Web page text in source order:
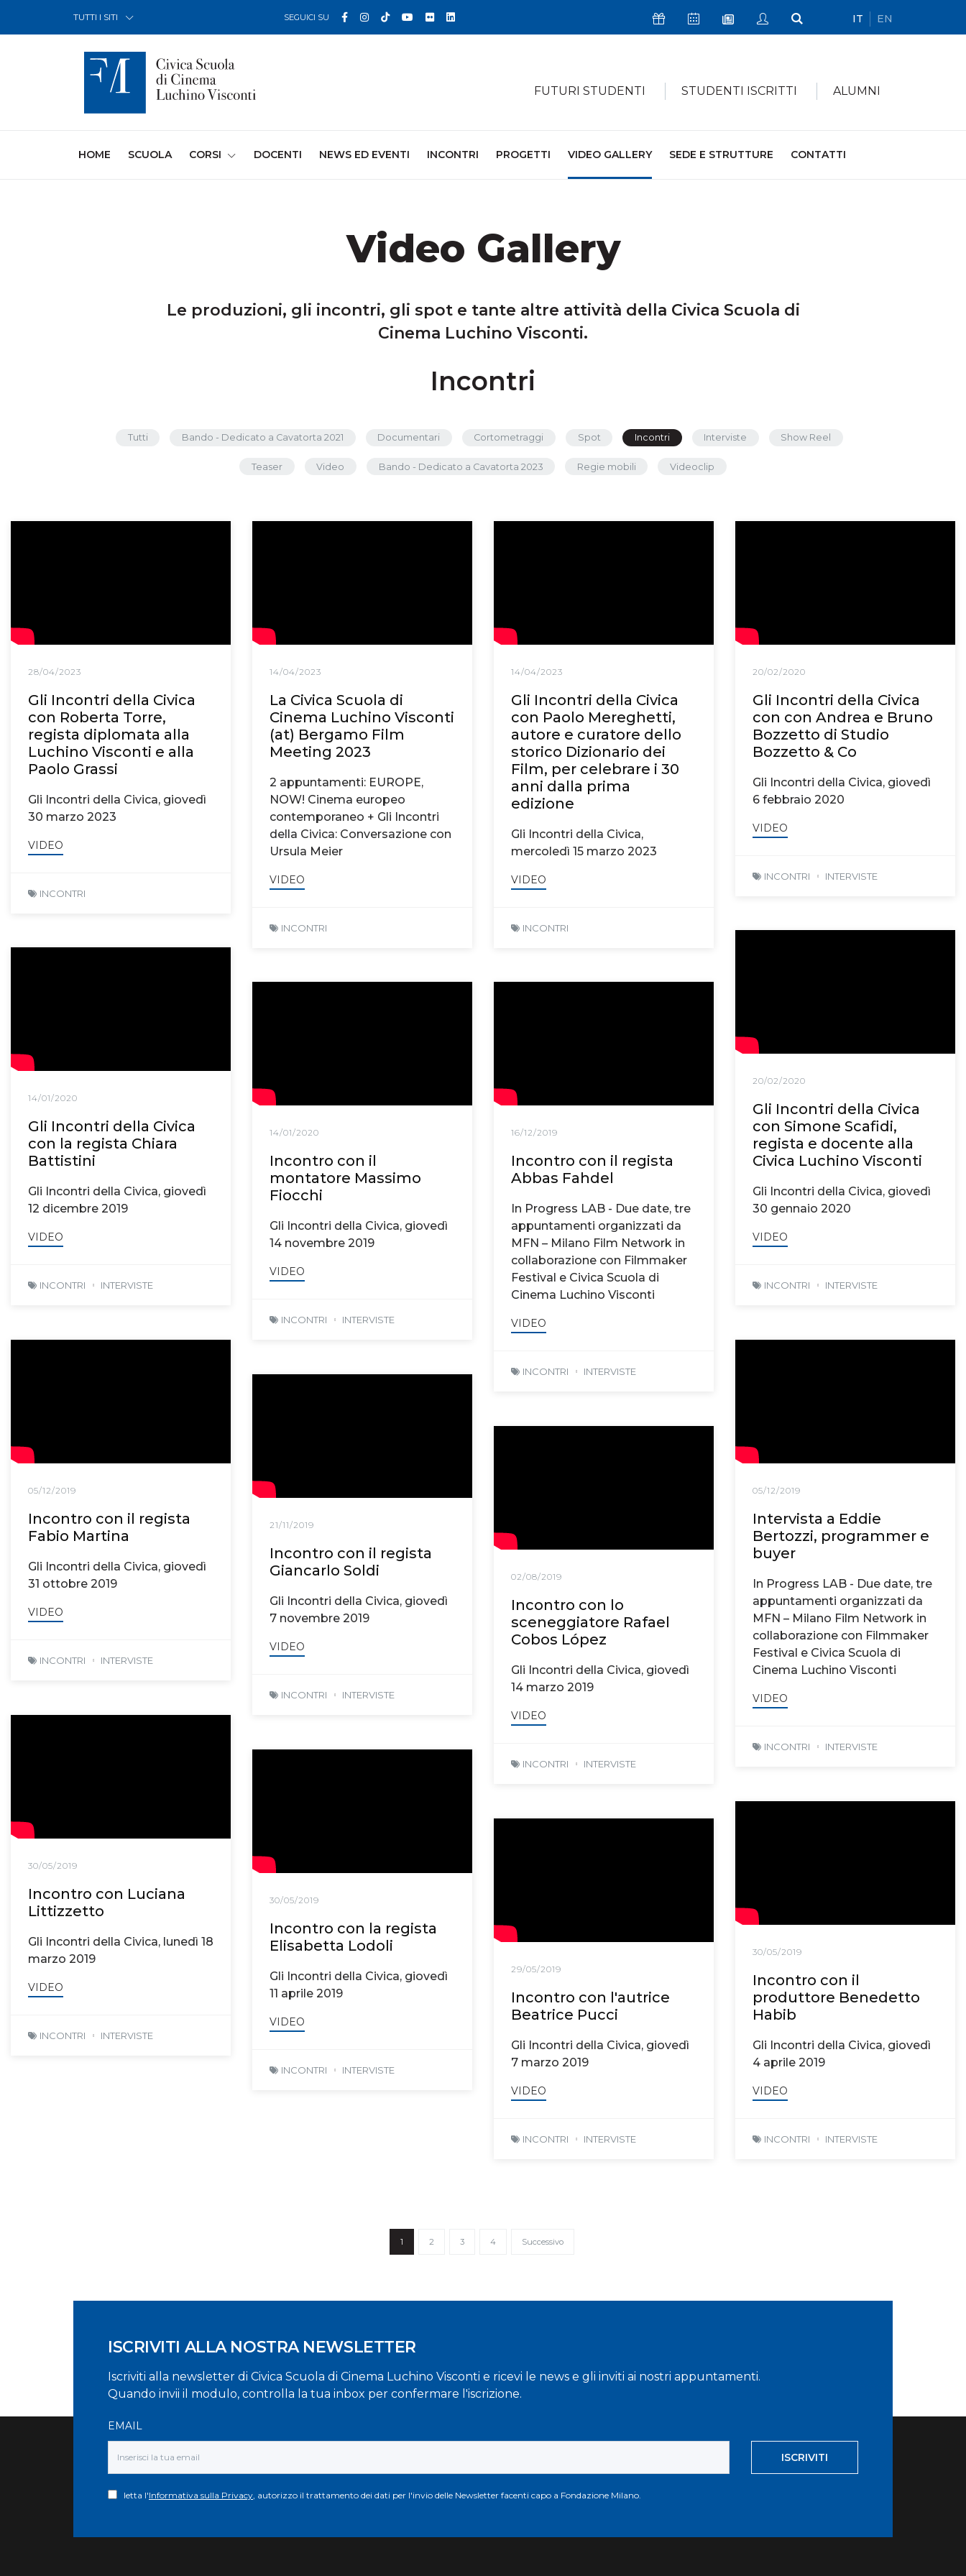
TUTTI I SITI SEGUICI SU Facebook
Instagram
TikTokYouTube
FlickrLinkedin Icona SostieniciIcona Calendario Eventi
Icona Newsletter
Icona My Civica
Icona Cerca
IT EN
FUTURI STUDENTI STUDENTI ISCRITTI ALUMNI
HOME (CURRENT)
SCUOLA CORSI DOCENTI NEWS ED EVENTI INCONTRI PROGETTI VIDEO GALLERY SEDE E STRUTTURE CONTATTI
Video Gallery
Le produzioni, gli incontri, gli spot e tante altre attività della Civica Scuola di
Cinema Luchino Visconti.
Incontri
Tutti Bando - Dedicato a Cavatorta 2021 Documentari Cortometraggi Spot Incontri Interviste Show Reel
Teaser Video Bando - Dedicato a Cavatorta 2023 Regie mobili Videoclip
28/04/2023
Gli Incontri della Civica
con Roberta Torre,
regista diplomata alla
Luchino Visconti e alla
Paolo Grassi
Gli Incontri della Civica, giovedì
30 marzo 2023
VIDEO
INCONTRI
14/04/2023
La Civica Scuola di
Cinema Luchino Visconti
(at) Bergamo Film
Meeting 2023
2 appuntamenti: EUROPE,
NOW! Cinema europeo
contemporaneo + Gli Incontri
della Civica: Conversazione con
Ursula Meier
VIDEO
INCONTRI
14/04/2023
Gli Incontri della Civica
con Paolo Mereghetti,
autore e curatore dello
storico Dizionario dei
Film, per celebrare i 30
anni dalla prima
edizione
Gli Incontri della Civica,
mercoledì 15 marzo 2023
VIDEO
INCONTRI
20/02/2020
Gli Incontri della Civica
con con Andrea e Bruno
Bozzetto di Studio
Bozzetto & Co
Gli Incontri della Civica, giovedì
6 febbraio 2020
VIDEO
INCONTRI INTERVISTE
20/02/2020
Gli Incontri della Civica
con Simone Scafidi,
regista e docente alla
Civica Luchino Visconti
Gli Incontri della Civica, giovedì
30 gennaio 2020
VIDEO
INCONTRI INTERVISTE
14/01/2020
Gli Incontri della Civica
con la regista Chiara
Battistini
Gli Incontri della Civica, giovedì
12 dicembre 2019
VIDEO
INCONTRI INTERVISTE
14/01/2020
Incontro con il
montatore Massimo
Fiocchi
Gli Incontri della Civica, giovedì
14 novembre 2019
VIDEO
INCONTRI INTERVISTE
16/12/2019
Incontro con il regista
Abbas Fahdel
In Progress LAB - Due date, tre
appuntamenti organizzati da
MFN – Milano Film Network in
collaborazione con Filmmaker
Festival e Civica Scuola di
Cinema Luchino Visconti
VIDEO
INCONTRI INTERVISTE
05/12/2019
Incontro con il regista
Fabio Martina
Gli Incontri della Civica, giovedì
31 ottobre 2019
VIDEO
INCONTRI INTERVISTE
05/12/2019
Intervista a Eddie
Bertozzi, programmer e
buyer
In Progress LAB - Due date, tre
appuntamenti organizzati da
MFN – Milano Film Network in
collaborazione con Filmmaker
Festival e Civica Scuola di
Cinema Luchino Visconti
VIDEO
INCONTRI INTERVISTE
21/11/2019
Incontro con il regista
Giancarlo Soldi
Gli Incontri della Civica, giovedì
7 novembre 2019
VIDEO
INCONTRI INTERVISTE
02/08/2019
Incontro con lo
sceneggiatore Rafael
Cobos López
Gli Incontri della Civica, giovedì
14 marzo 2019
VIDEO
INCONTRI INTERVISTE
30/05/2019
Incontro con Luciana
Littizzetto
Gli Incontri della Civica, lunedì 18
marzo 2019
VIDEO
INCONTRI INTERVISTE
30/05/2019
Incontro con la regista
Elisabetta Lodoli
Gli Incontri della Civica, giovedì
11 aprile 2019
VIDEO
INCONTRI INTERVISTE
30/05/2019
Incontro con il
produttore Benedetto
Habib
Gli Incontri della Civica, giovedì
4 aprile 2019
VIDEO
INCONTRI INTERVISTE
29/05/2019
Incontro con l'autrice
Beatrice Pucci
Gli Incontri della Civica, giovedì
7 marzo 2019
VIDEO
INCONTRI INTERVISTE
1 2 3 4 Successivo
ISCRIVITI ALLA NOSTRA NEWSLETTER
Iscriviti alla newsletter di Civica Scuola di Cinema Luchino Visconti e ricevi le news e gli inviti ai nostri appuntamenti.
Quando invii il modulo, controlla la tua inbox per confermare l'iscrizione.
EMAIL
ISCRIVITI
letta l'Informativa sulla Privacy, autorizzo il trattamento dei dati per l'invio delle Newsletter facenti capo a Fondazione Milano.